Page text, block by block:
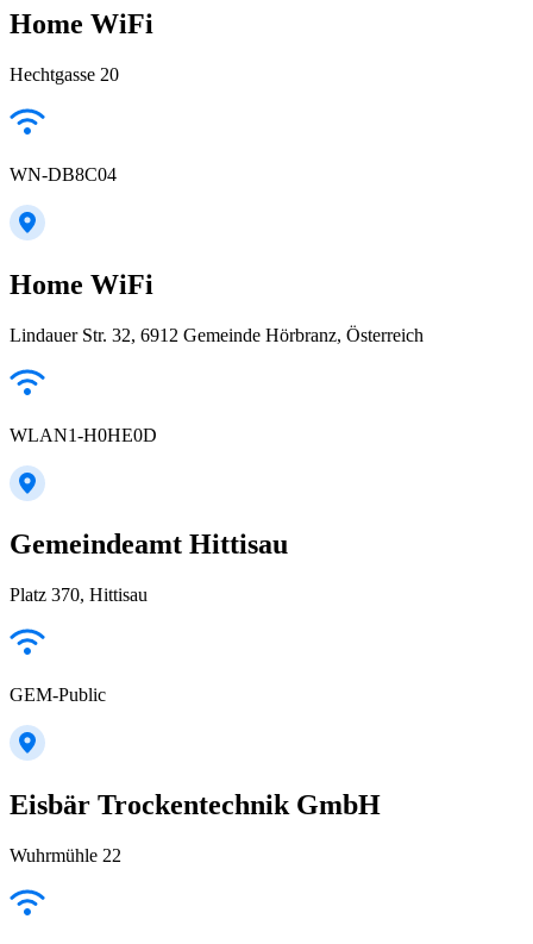
Home WiFi
Hechtgasse 20
WN-DB8C04
Home WiFi
Lindauer Str. 32, 6912 Gemeinde Hörbranz, Österreich
WLAN1-H0HE0D
Gemeindeamt Hittisau
Platz 370, Hittisau
GEM-Public
Eisbär Trockentechnik GmbH
Wuhrmühle 22